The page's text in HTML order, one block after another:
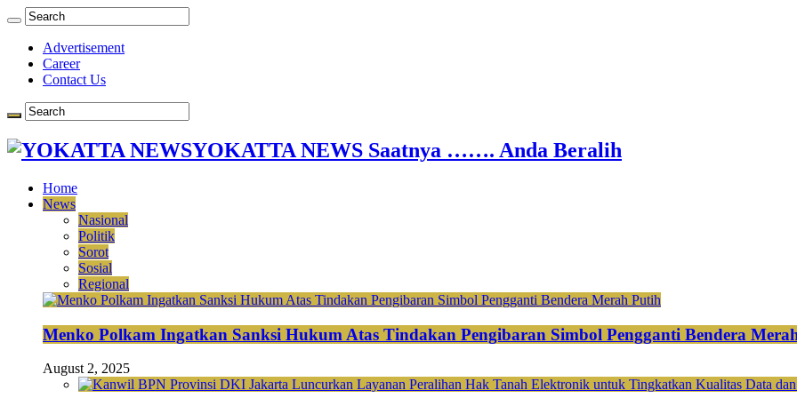
Advertisement
Career
Contact Us
YOKATTA NEWS Saatnya ……. Anda Beralih
Home
News
Nasional
Politik
Sorot
Sosial
Regional
Menko Polkam Ingatkan Sanksi Hukum Atas Tindakan Pengibaran Simbol Pengganti Bendera
August 2, 2025